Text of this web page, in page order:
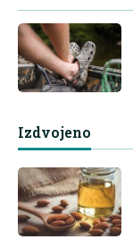
Izdvojeno